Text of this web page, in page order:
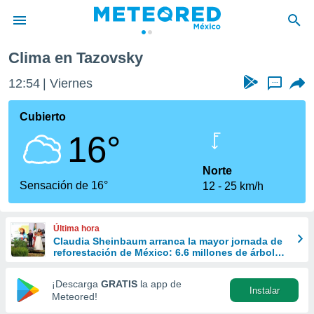
de
ha sido
que se
calidad.
a este
las
y
forma
digital
basada
Clima en Tazovsky
12:54 Viernes ...
Cubierto
16°
Sensación de 16°
Norte
12
25 km/h
Última hora
Claudia Sheinbaum arranca la mayor jornada de
reforestación de México: 6.6 millones de árboles
¡Descarga GRATIS la app de
Meteored!
Instalar